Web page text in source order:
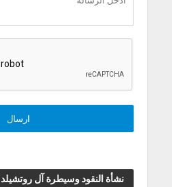
نشأة النقود وسيطرة آل